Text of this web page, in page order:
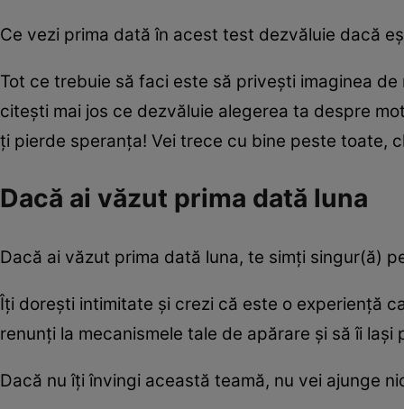
Ce vezi prima dată în acest test dezvăluie dacă
Tot ce trebuie să faci este să privești imaginea
citești mai jos ce dezvăluie alegerea ta despre
ți pierde speranța! Vei trece cu bine peste toate,
Dacă ai văzut prima dată luna
Dacă ai văzut prima dată luna, te simți singur(ă)
Îți dorești intimitate și crezi că este o experiență
renunți la mecanismele tale de apărare și să îi
Dacă nu îți învingi această teamă, nu vei ajunge